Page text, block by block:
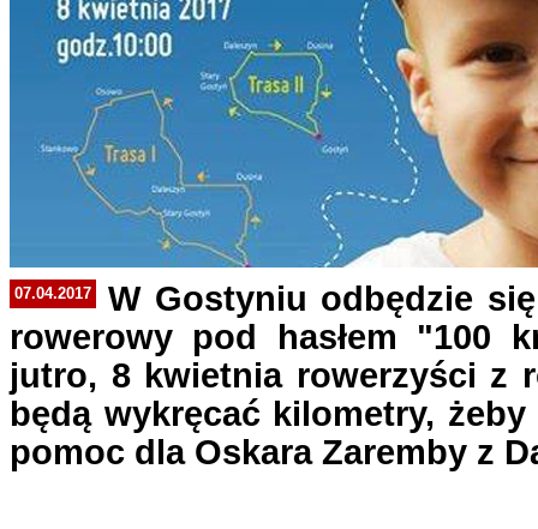
07.04.2017
W Gostyniu odbędzie
rowerowy pod hasłem "100
jutro, 8 kwietnia rowerzyści z
będą wykręcać kilometry,
pomoc dla Oskara Zaremby z